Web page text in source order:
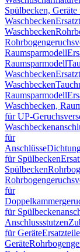
Spülbecken,
Waschbecken
Waschbecken
Raumsparmodell
Raumsparmodell
Waschbecken
Waschbecken
Raumsparmodell
Waschbecken,
für UP-
für
Anschlüsse
für Spülbecken
Spülbecken
für
für
Anschlussstutzen
für Geräte
Geräte